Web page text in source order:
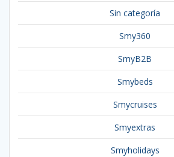
Sin categoría
Smy360
SmyB2B
Smybeds
Smycruises
Smyextras
Smyholidays